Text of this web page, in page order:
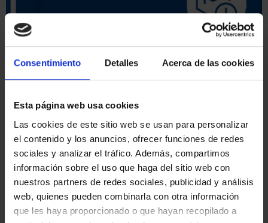
Consentimiento Detalles Acerca de las cookies
Esta página web usa cookies
Las cookies de este sitio web se usan para personalizar
el contenido y los anuncios, ofrecer funciones de redes
sociales y analizar el tráfico. Además, compartimos
información sobre el uso que haga del sitio web con
nuestros partners de redes sociales, publicidad y análisis
web, quienes pueden combinarla con otra información
que les haya proporcionado o que hayan recopilado a
ORDENAR POR:
REFINAR